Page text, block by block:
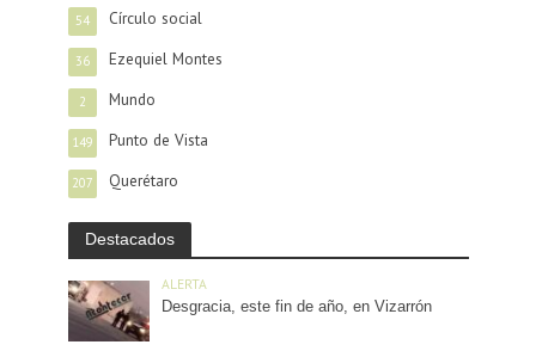
Círculo social
54
Ezequiel Montes
36
Mundo
2
Punto de Vista
149
Querétaro
207
Destacados
ALERTA
Desgracia, este fin de año, en Vizarrón